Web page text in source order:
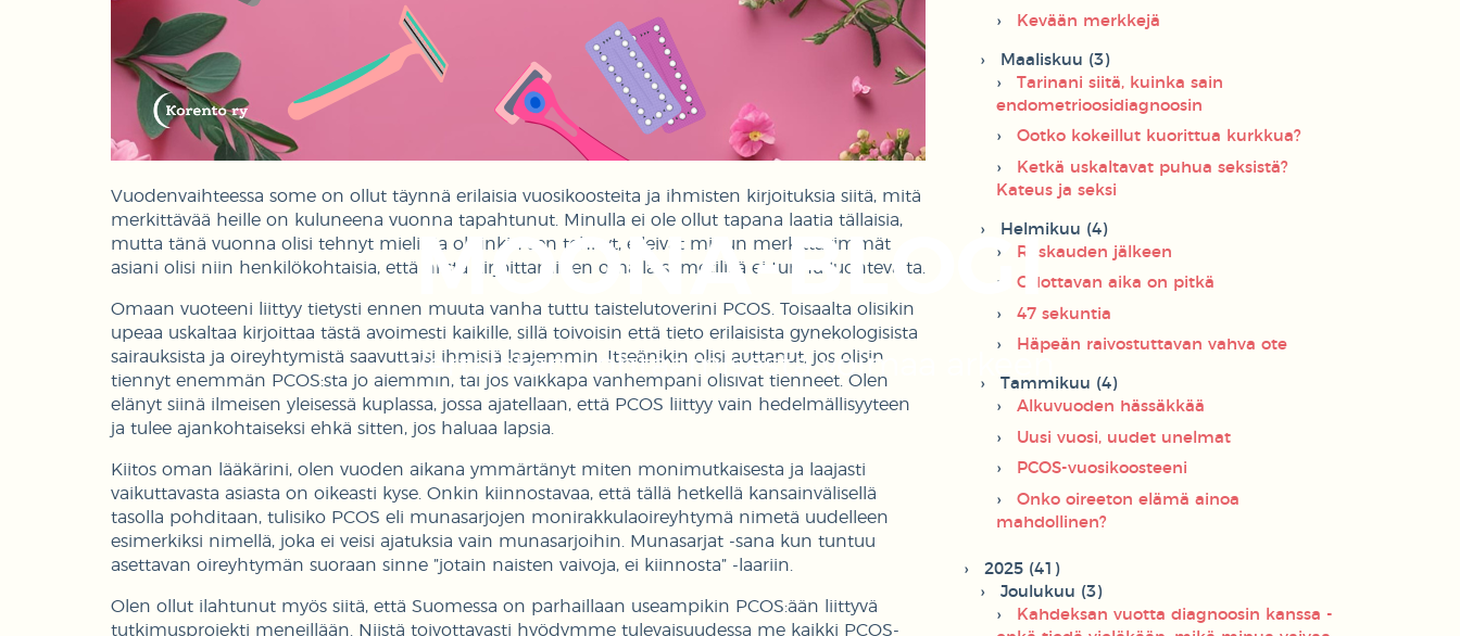
MOONA-BLOGI
Vertaisten kohtaamisesta voimaa arkeen
Vuodenvaihteessa some on ollut täynnä erilaisia vuosikoosteita ja ihmisten kirjoituksia siitä, mitä
merkittävää heille on kuluneena vuonna tapahtunut. Minulla ei ole ollut tapana laatia tällaisia,
mutta tänä vuonna olisi tehnyt mieli. Ja olisinkin sen tehnyt, elleivät minun merkittävimmät
asiani olisi niin henkilökohtaisia, että niistä kirjoittaminen omalla sometilillä ei tunnu luontevalta.
Omaan vuoteeni liittyy tietysti ennen muuta vanha tuttu taistelutoverini PCOS. Toisaalta olisikin
upeaa uskaltaa kirjoittaa tästä avoimesti kaikille, sillä toivoisin että tieto erilaisista gynekologisista
sairauksista ja oireyhtymistä saavuttaisi ihmisiä laajemmin. Itseänikin olisi auttanut, jos olisin
tiennyt enemmän PCOS:sta jo aiemmin, tai jos vaikkapa vanhempani olisivat tienneet. Olen
elänyt siinä ilmeisen yleisessä kuplassa, jossa ajatellaan, että PCOS liittyy vain hedelmällisyyteen
ja tulee ajankohtaiseksi ehkä sitten, jos haluaa lapsia.
Kiitos oman lääkärini, olen vuoden aikana ymmärtänyt miten monimutkaisesta ja laajasti
vaikuttavasta asiasta on oikeasti kyse. Onkin kiinnostavaa, että tällä hetkellä kansainvälisellä
tasolla pohditaan, tulisiko PCOS eli munasarjojen monirakkulaoireyhtymä nimetä uudelleen
esimerkiksi nimellä, joka ei veisi ajatuksia vain munasarjoihin. Munasarjat -sana kun tuntuu
asettavan oireyhtymän suoraan sinne ”jotain naisten vaivoja, ei kiinnosta” -laariin.
Olen ollut ilahtunut myös siitä, että Suomessa on parhaillaan useampikin PCOS:ään liittyvä
tutkimusprojekti meneillään. Niistä toivottavasti hyödymme tulevaisuudessa me kaikki PCOS-
Kevään merkkejä
Maaliskuu (3)
Tarinani siitä, kuinka sain
endometrioosidiagnoosin
Ootko kokeillut kuorittua kurkkua?
Ketkä uskaltavat puhua seksistä?
Kateus ja seksi
Helmikuu (4)
Raskauden jälkeen
Odottavan aika on pitkä
47 sekuntia
Häpeän raivostuttavan vahva ote
Tammikuu (4)
Alkuvuoden hässäkkää
Uusi vuosi, uudet unelmat
PCOS-vuosikoosteeni
Onko oireeton elämä ainoa
mahdollinen?
2025 (41)
Joulukuu (3)
Kahdeksan vuotta diagnoosin kanssa -